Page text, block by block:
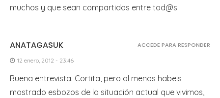
muchos y que sean compartidos entre tod@s.
ANATAGASUK
12 enero, 2012 - 23:46
Buena entrevista. Cortita, pero al menos habeis
mostrado esbozos de la situación actual que vivimos,
ACCEDE PARA RESPONDER